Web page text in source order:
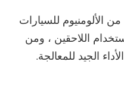
أداء معالجة 6106 من الألومنيوم للسيارات
اللاحقين ، ومن
الجيد للمعالجة.